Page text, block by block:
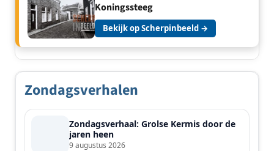
Koningssteeg
Bekijk op Scherpinbeeld →
Zondagsverhalen
Zondagsverhaal: Grolse Kermis door de
jaren heen
9 augustus 2026